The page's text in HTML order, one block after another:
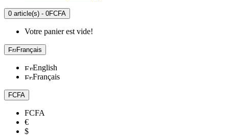
0 article(s) - 0FCFA
Votre panier est vide!
Français
English
Français
FCFA
FCFA
€
$